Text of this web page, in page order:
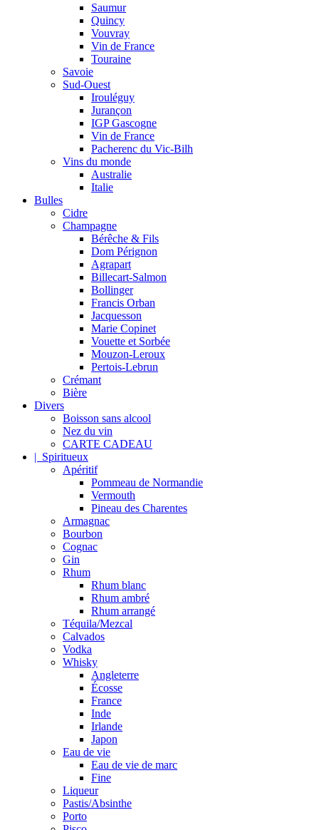
Saumur
Quincy
Vouvray
Vin de France
Touraine
Savoie
Sud-Ouest
Irouléguy
Jurançon
IGP Gascogne
Vin de France
Pacherenc du Vic-Bilh
Vins du monde
Australie
Italie
Bulles
Cidre
Champagne
Bérêche & Fils
Dom Pérignon
Agrapart
Billecart-Salmon
Bollinger
Francis Orban
Jacquesson
Marie Copinet
Vouette et Sorbée
Mouzon-Leroux
Pertois-Lebrun
Crémant
Bière
Divers
Boisson sans alcool
Nez du vin
CARTE CADEAU
| Spiritueux
Apéritif
Pommeau de Normandie
Vermouth
Pineau des Charentes
Armagnac
Bourbon
Cognac
Gin
Rhum
Rhum blanc
Rhum ambré
Rhum arrangé
Téquila/Mezcal
Calvados
Vodka
Whisky
Angleterre
Écosse
France
Inde
Irlande
Japon
Eau de vie
Eau de vie de marc
Fine
Liqueur
Pastis/Absinthe
Porto